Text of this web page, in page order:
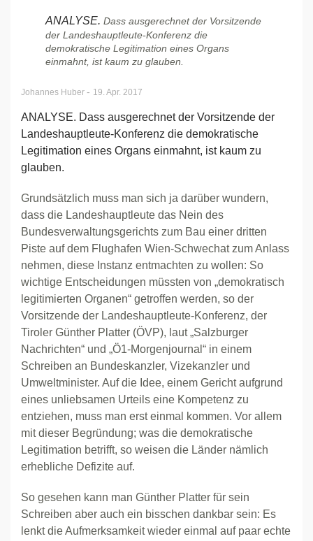
ANALYSE. Dass ausgerechnet der Vorsitzende
der Landeshauptleute-Konferenz die
demokratische Legitimation eines Organs
einmahnt, ist kaum zu glauben.
Johannes Huber - 19. Apr. 2017
ANALYSE. Dass ausgerechnet der Vorsitzende der
Landeshauptleute-Konferenz die demokratische
Legitimation eines Organs einmahnt, ist kaum zu
glauben.
Grundsätzlich muss man sich ja darüber wundern,
dass die Landeshauptleute das Nein des
Bundesverwaltungsgerichts zum Bau einer dritten
Piste auf dem Flughafen Wien-Schwechat zum Anlass
nehmen, diese Instanz entmachten zu wollen: So
wichtige Entscheidungen müssten von „demokratisch
legitimierten Organen“ getroffen werden, so der
Vorsitzende der Landeshauptleute-Konferenz, der
Tiroler Günther Platter (ÖVP), laut „Salzburger
Nachrichten“ und „Ö1-Morgenjournal“ in einem
Schreiben an Bundeskanzler, Vizekanzler und
Umweltminister. Auf die Idee, einem Gericht aufgrund
eines unliebsamen Urteils eine Kompetenz zu
entziehen, muss man erst einmal kommen. Vor allem
mit dieser Begründung; was die demokratische
Legitimation betrifft, so weisen die Länder nämlich
erhebliche Defizite auf.
So gesehen kann man Günther Platter für sein
Schreiben aber auch ein bisschen dankbar sein: Es
lenkt die Aufmerksamkeit wieder einmal auf paar echte